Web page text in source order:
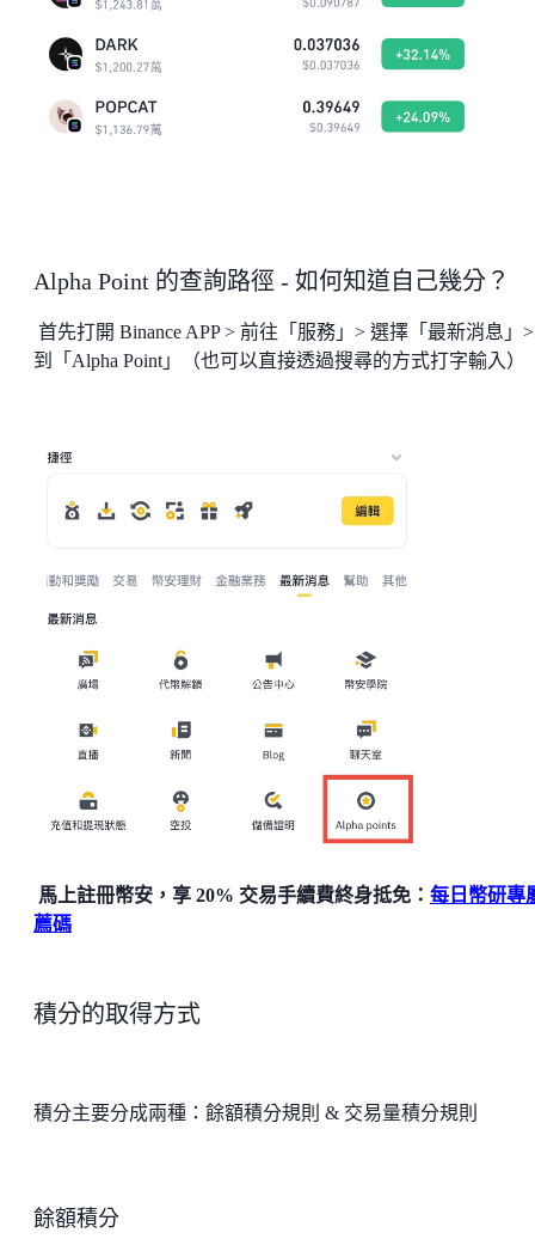
Alpha Point 的查詢路徑 - 如何知道自己幾分？
首先打開 Binance APP > 前往「服務」> 選擇「最新消息」
到「Alpha Point」（也可以直接透過搜尋的方式打字輸入）
馬上註冊幣安，享 20% 交易手續費終身抵免： 每日幣研專
薦碼
積分的取得方式
積分主要分成兩種：餘額積分規則 & 交易量積分規則
餘額積分